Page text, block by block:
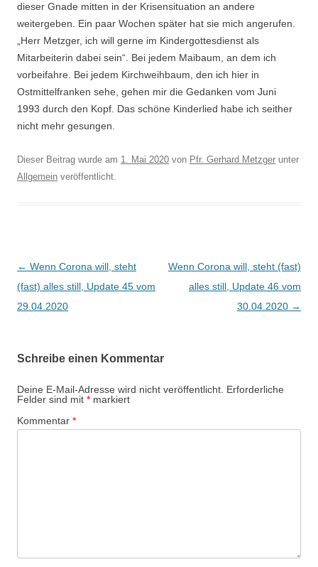
dieser Gnade mitten in der Krisensituation an andere
weitergeben. Ein paar Wochen später hat sie mich angerufen.
„Herr Metzger, ich will gerne im Kindergottesdienst als
Mitarbeiterin dabei sein“. Bei jedem Maibaum, an dem ich
vorbeifahre. Bei jedem Kirchweihbaum, den ich hier in
Ostmittelfranken sehe, gehen mir die Gedanken vom Juni
1993 durch den Kopf. Das schöne Kinderlied habe ich seither
nicht mehr gesungen.
Dieser Beitrag wurde am 1. Mai 2020 von Pfr. Gerhard Metzger unter
Allgemein veröffentlicht.
Beitragsnavigation
← Wenn Corona will, steht
(fast) alles still, Update 45 vom
29.04.2020
Wenn Corona will, steht (fast)
alles still, Update 46 vom
30.04.2020 →
Schreibe einen Kommentar
Deine E-Mail-Adresse wird nicht veröffentlicht. Erforderliche
Felder sind mit * markiert
Kommentar *